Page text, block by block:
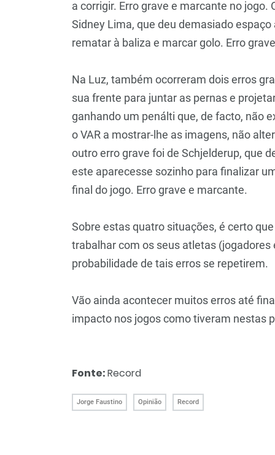
a corrigir. Erro grave e marcante no
Sidney Lima, que deu demasiado
rematar à baliza e marcar golo. Erro
Na Luz, também ocorreram dois erros
sua frente para juntar as pernas e
ganhando um penálti que, de facto, não
o VAR a mostrar-lhe as imagens, não
outro erro grave foi de Schjelderup, que
este aparecesse sozinho para finalizar
final do jogo. Erro grave e marcante.
Sobre estas quatro situações, é certo
trabalhar com os seus atletas
probabilidade de tais erros se repetirem.
Vão ainda acontecer muitos erros até
impacto nos jogos como tiveram nestas
Fonte:Record
Jorge Faustino Opinião Record